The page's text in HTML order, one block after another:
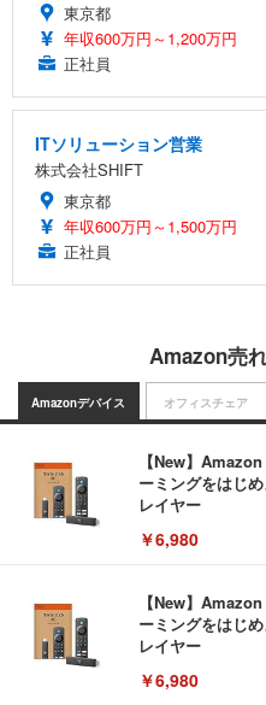
東京都
年収600万円～1,200万円
正社員
ITソリューション営業
株式会社SHIFT
東京都
年収600万円～1,500万円
正社員
Amazon売
Amazonデバイス
【New】
ーミングをはじ
レイヤー
￥6,980
【New】
ーミングをはじ
レイヤー
￥6,980
オフィスチェア